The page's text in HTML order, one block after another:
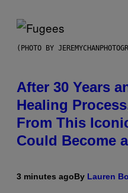
(PHOTO BY
After 30 Years
Healing
From This
Could Become
3 minutes agoBy Lauren